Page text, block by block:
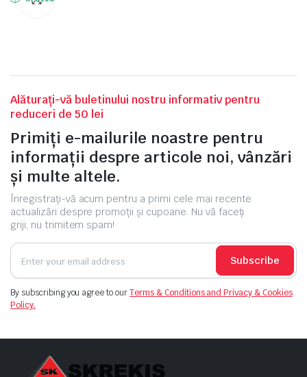
Alăturați-vă buletinului nostru informativ pentru
reduceri de 50 lei
Primiți e-mailurile noastre pentru
informații despre articole noi, vânzări
și multe altele.
Înregistrați-vă acum pentru a primi cele mai recente
actualizări despre promoții și cupoane. Nu vă faceți
griji, nu trimitem spam!
Subscribe
By subscribing you agree to ourTerms & Conditions and Privacy & Cookies
Policy.